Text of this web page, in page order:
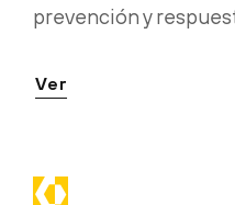
prevención y
Ver